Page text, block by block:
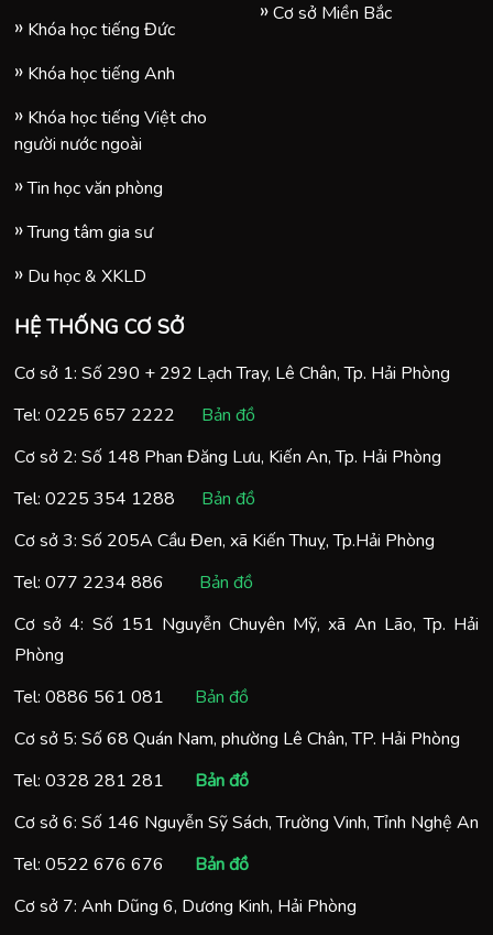
Khóa học tiếng Đức
Khóa học tiếng Anh
Khóa học tiếng Việt cho
người nước ngoài
Tin học văn phòng
Trung tâm gia sư
Du học & XKLD
Cơ sở Miền Bắc
HỆ THỐNG CƠ SỞ
Cơ sở 1: Số 290 + 292 Lạch Tray, Lê Chân, Tp. Hải Phòng
Tel: 0225 657 2222
Bản đồ
Cơ sở 2: Số 148 Phan Đăng Lưu, Kiến An, Tp. Hải Phòng
Tel: 0225 354 1288
Bản đồ
Cơ sở 3: Số 205A Cầu Đen, xã Kiến Thuỵ, Tp.Hải Phòng
Tel: 077 2234 886
Bản đồ
Cơ sở 4: Số 151 Nguyễn Chuyên Mỹ, xã An Lão, Tp. Hải
Phòng
Tel: 0886 561 081
Bản đồ
Cơ sở 5: Số 68 Quán Nam, phường Lê Chân, TP. Hải Phòng
Tel: 0328 281 281
Bản đồ
Cơ sở 6: Số 146 Nguyễn Sỹ Sách, Trường Vinh, Tỉnh Nghệ An
Tel: 0522 676 676
Bản đồ
Cơ sở 7: Anh Dũng 6, Dương Kinh, Hải Phòng